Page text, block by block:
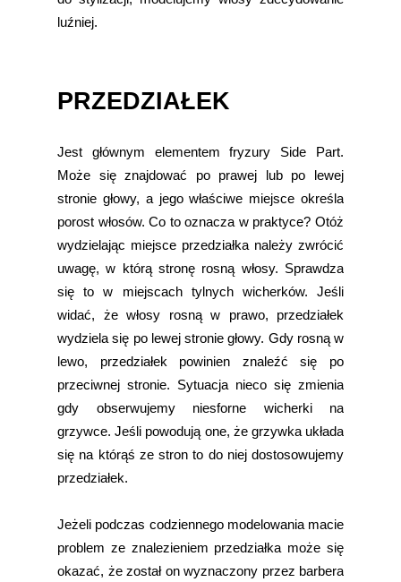
luźniej.
PRZEDZIAŁEK
Jest głównym elementem fryzury Side Part.
Może się znajdować po prawej lub po lewej
stronie głowy, a jego właściwe miejsce określa
porost włosów. Co to oznacza w praktyce? Otóż
wydzielając miejsce przedziałka należy zwrócić
uwagę, w którą stronę rosną włosy. Sprawdza
się to w miejscach tylnych wicherków. Jeśli
widać, że włosy rosną w prawo, przedziałek
wydziela się po lewej stronie głowy. Gdy rosną w
lewo, przedziałek powinien znaleźć się po
przeciwnej stronie. Sytuacja nieco się zmienia
gdy obserwujemy niesforne wicherki na
grzywce. Jeśli powodują one, że grzywka układa
się na którąś ze stron to do niej dostosowujemy
przedziałek.
Jeżeli podczas codziennego modelowania macie
problem ze znalezieniem przedziałka może się
okazać, że został on wyznaczony przez barbera